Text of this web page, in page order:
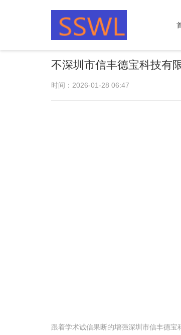
不深圳市信丰德宝科技有
时间：2026-01-28 06:47
跟着学术诚信果断的增强深圳市信丰德